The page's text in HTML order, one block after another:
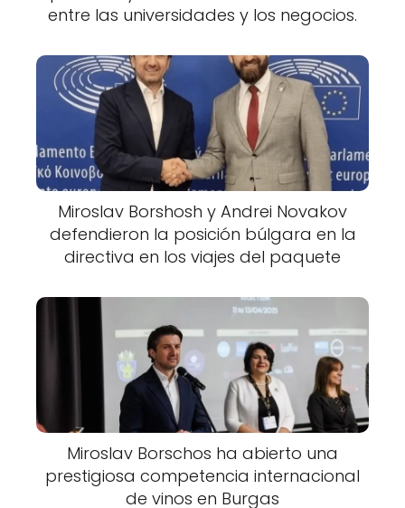
entre las universidades y los negocios.
Miroslav Borshosh y Andrei Novakov
defendieron la posición búlgara en la
directiva en los viajes del paquete
Miroslav Borschos ha abierto una
prestigiosa competencia internacional
de vinos en Burgas